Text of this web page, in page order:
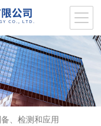
、检测和应用